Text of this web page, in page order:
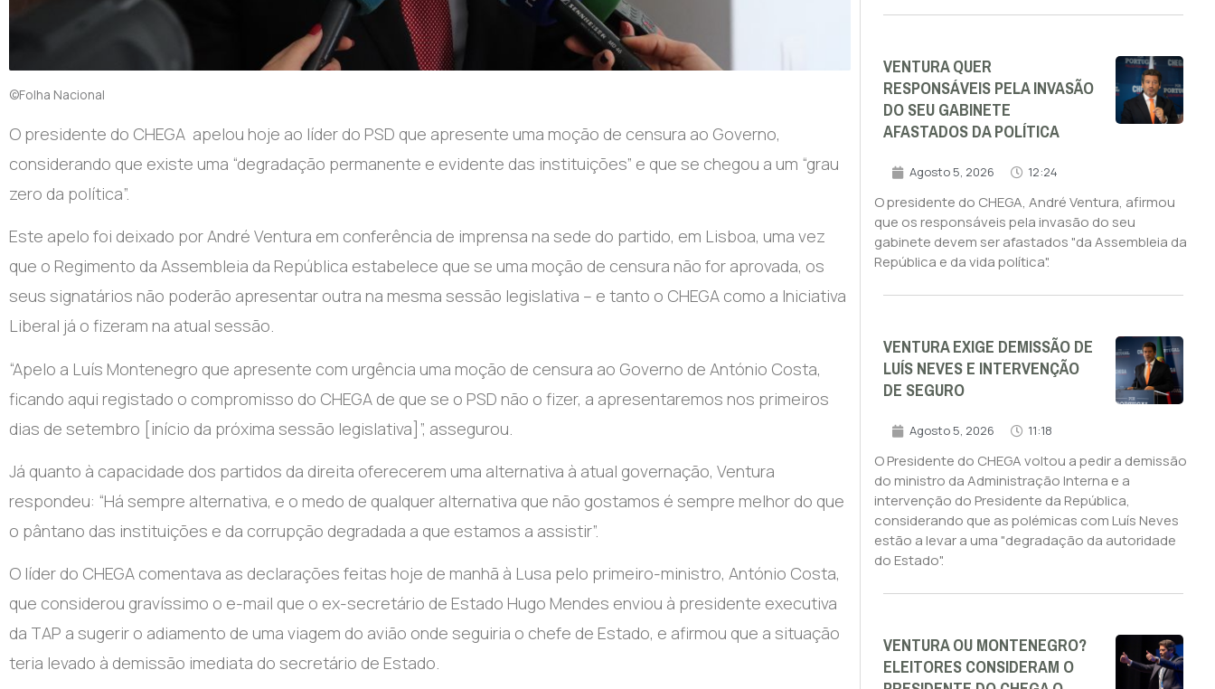
©Folha Nacional
O presidente do CHEGA apelou hoje ao líder do PSD que apresente uma moção de censura ao Governo,
considerando que existe uma “degradação permanente e evidente das instituições” e que se chegou a um “grau
zero da política”.
Este apelo foi deixado por André Ventura em conferência de imprensa na sede do partido, em Lisboa, uma vez
que o Regimento da Assembleia da República estabelece que se uma moção de censura não for aprovada, os
seus signatários não poderão apresentar outra na mesma sessão legislativa – e tanto o CHEGA como a Iniciativa
Liberal já o fizeram na atual sessão.
“Apelo a Luís Montenegro que apresente com urgência uma moção de censura ao Governo de António Costa,
ficando aqui registado o compromisso do CHEGA de que se o PSD não o fizer, a apresentaremos nos primeiros
dias de setembro [início da próxima sessão legislativa]”, assegurou.
Já quanto à capacidade dos partidos da direita oferecerem uma alternativa à atual governação, Ventura
respondeu: “Há sempre alternativa, e o medo de qualquer alternativa que não gostamos é sempre melhor do que
o pântano das instituições e da corrupção degradada a que estamos a assistir”.
O líder do CHEGA comentava as declarações feitas hoje de manhã à Lusa pelo primeiro-ministro, António Costa,
que considerou gravíssimo o e-mail que o ex-secretário de Estado Hugo Mendes enviou à presidente executiva
da TAP a sugerir o adiamento de uma viagem do avião onde seguiria o chefe de Estado, e afirmou que a situação
teria levado à demissão imediata do secretário de Estado.
VENTURA QUER
RESPONSÁVEIS PELA INVASÃO
DO SEU GABINETE
AFASTADOS DA POLÍTICA
Agosto 5, 2026 12:24
O presidente do CHEGA, André Ventura, afirmou
que os responsáveis pela invasão do seu
gabinete devem ser afastados "da Assembleia da
República e da vida política".
VENTURA EXIGE DEMISSÃO DE
LUÍS NEVES E INTERVENÇÃO
DE SEGURO
Agosto 5, 2026 11:18
O Presidente do CHEGA voltou a pedir a demissão
do ministro da Administração Interna e a
intervenção do Presidente da República,
considerando que as polémicas com Luís Neves
estão a levar a uma "degradação da autoridade
do Estado".
VENTURA OU MONTENEGRO?
ELEITORES CONSIDERAM O